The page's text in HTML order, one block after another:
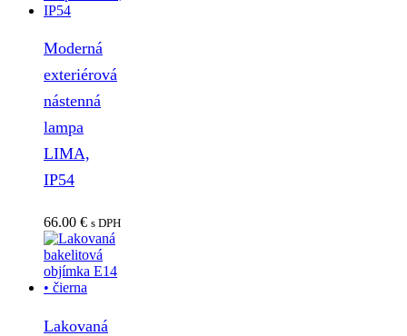
Moderná
exteriérová
nástenná
lampa
LIMA,
IP54
66.00 € s DPH
Lakovaná